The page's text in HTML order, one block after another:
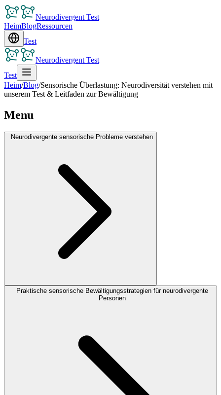
Neurodivergent Test
HeimBlogRessourcen
Test
Neurodivergent Test
Test
Heim/Blog/Sensorische Überlastung: Neurodiversität verstehen mit
unserem Test & Leitfaden zur Bewältigung
Menu
Neurodivergente sensorische Probleme verstehen
Praktische sensorische Bewältigungsstrategien für neurodivergente
Personen